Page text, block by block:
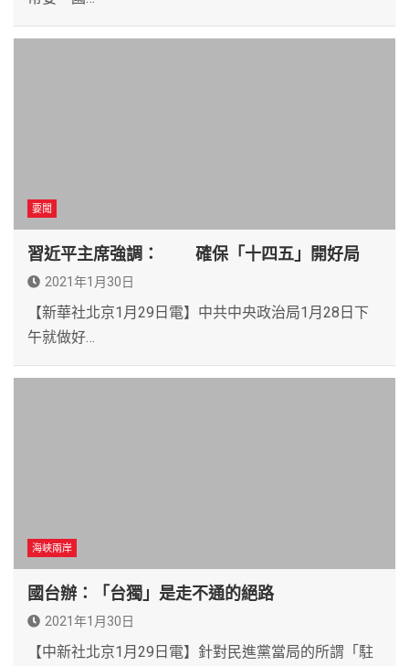
要聞
習近平主席強調： 確保「十四五」開好局
2021年1月30日
【新華社北京1月29日電】中共中央政治局1月28日下
午就做好…
海峽兩岸
國台辦：「台獨」是走不通的絕路
2021年1月30日
【中新社北京1月29日電】針對民進黨當局的所謂「駐